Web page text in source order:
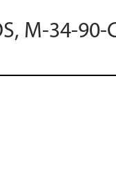
M-34-90-